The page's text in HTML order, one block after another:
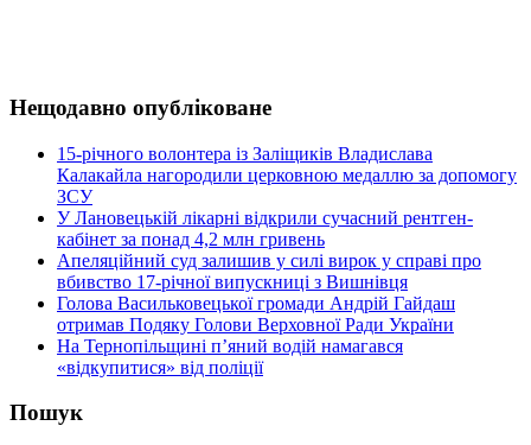
Нещодавно опубліковане
15-річного волонтера із Заліщиків Владислава
Калакайла нагородили церковною медаллю за допомогу
ЗСУ
У Лановецькій лікарні відкрили сучасний рентген-
кабінет за понад 4,2 млн гривень
Апеляційний суд залишив у силі вирок у справі про
вбивство 17-річної випускниці з Вишнівця
Голова Васильковецької громади Андрій Гайдаш
отримав Подяку Голови Верховної Ради України
На Тернопільщині п’яний водій намагався
«відкупитися» від поліції
Пошук